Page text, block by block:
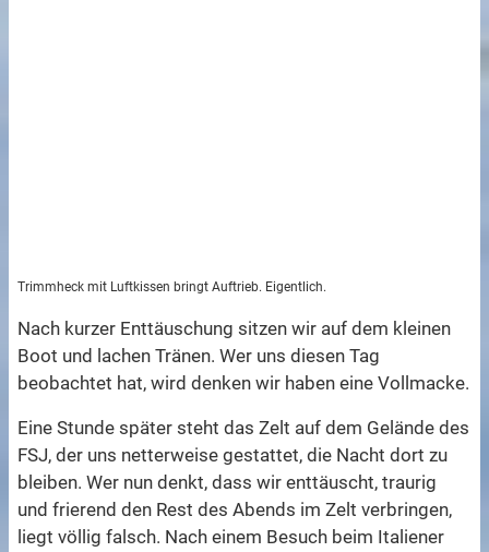
Trimmheck mit Luftkissen bringt Auftrieb. Eigentlich.
Nach kurzer Enttäuschung sitzen wir auf dem kleinen
Boot und lachen Tränen. Wer uns diesen Tag
beobachtet hat, wird denken wir haben eine Vollmacke.
Eine Stunde später steht das Zelt auf dem Gelände des
FSJ, der uns netterweise gestattet, die Nacht dort zu
bleiben. Wer nun denkt, dass wir enttäuscht, traurig
und frierend den Rest des Abends im Zelt verbringen,
liegt völlig falsch. Nach einem Besuch beim Italiener